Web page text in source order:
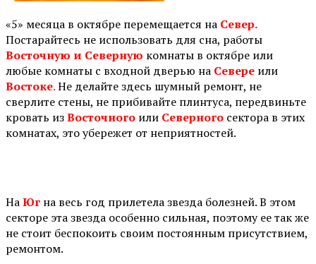
«5» месяца в октябре перемещается на Север.
Постарайтесь не использовать для сна, работы
Восточную и Северную комнаты в октябре или
любые комнаты с входной дверью на Севере или
Востоке.Не делайте здесь шумный ремонт, не
сверлите стены, не прибивайте плинтуса, передвиньте
кровать изВосточного или Северного сектора в этих
комнатах, это убережет от неприятностей.
НаЮг на весь год прилетела звезда болезней. В этом
секторе эта звезда особенно сильная, поэтому ее так же
не стоит беспокоить своим постоянным присутствием,
ремонтом.